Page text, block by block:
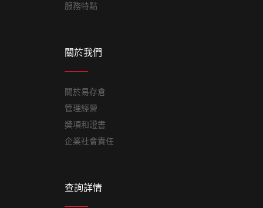
服務特點
關於我們
關於易存倉
管理經營
獎項和證書
企業社會責任
查詢詳情